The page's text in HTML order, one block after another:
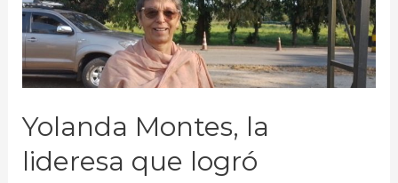
Yolanda Montes, la
lideresa que logró